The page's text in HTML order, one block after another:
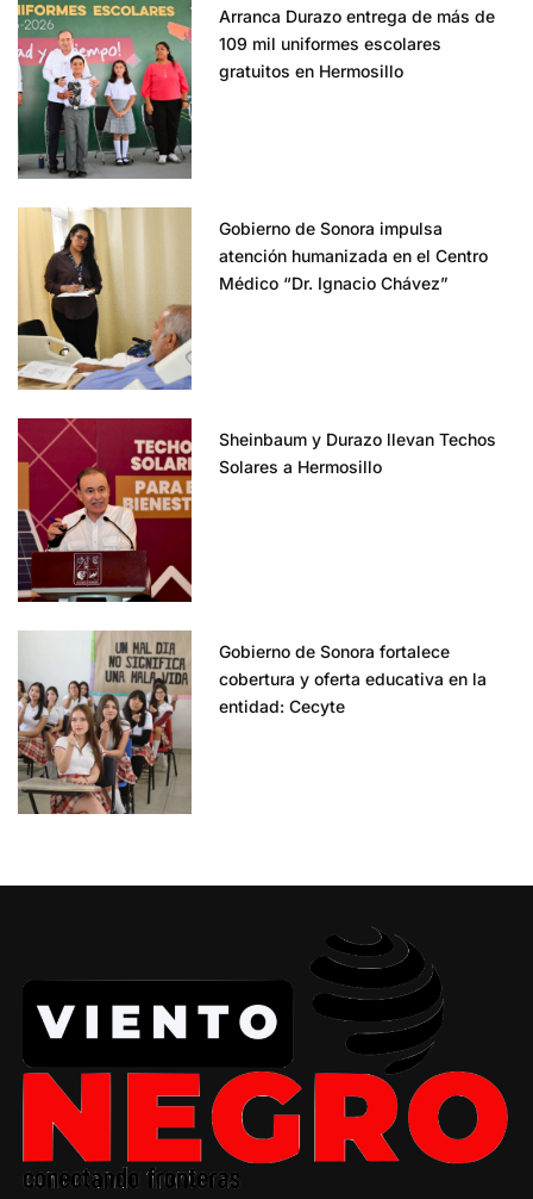
Arranca Durazo entrega de más de
109 mil uniformes escolares
gratuitos en Hermosillo
Gobierno de Sonora impulsa
atención humanizada en el Centro
Médico “Dr. Ignacio Chávez”
Sheinbaum y Durazo llevan Techos
Solares a Hermosillo
Gobierno de Sonora fortalece
cobertura y oferta educativa en la
entidad: Cecyte